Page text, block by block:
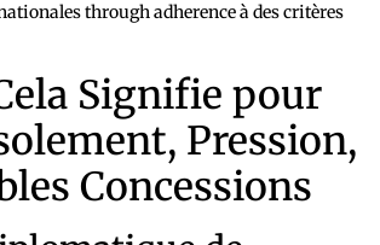
through adherence à des critères
Signifie pour
Pression,
Concessions